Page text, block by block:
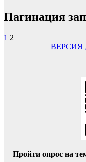
Пагинация
1 2
Пройти опрос на